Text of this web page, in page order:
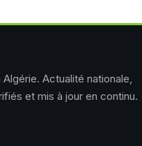
Actualité nationale,
et mis à jour en continu.